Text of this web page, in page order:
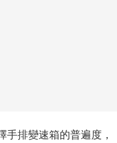
排變速箱的普遍度，